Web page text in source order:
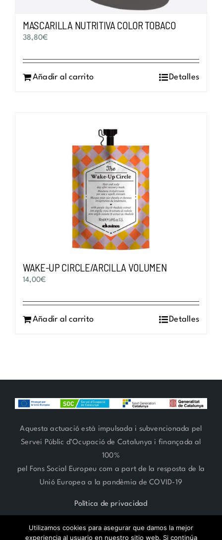
MASCARILLA NUTRITIVA COLOR TOBACO
38,80€
Añadir al carrito Detalles
WAKE-UP CIRCLE/ARCILLA VOLUMEN
14,00€
Añadir al carrito Detalles
Aquesta actuació està impulsada i subvencionada pel
Servei Públic d’Ocupació de Catalunya i finançada al
100%
pel Fons Social Europeu com a part de la resposta de la
Unió Europea a la pandèmia de COVID-19
Política de privacidad
Utilizamos cookies para asegurar que damos la mejor
experiencia al usuario en nuestro sitio web. Si continúa